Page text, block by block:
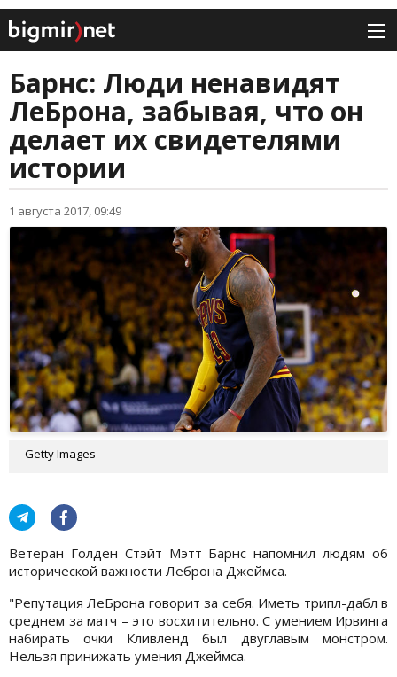
Барнс: Люди ненавидят
ЛеБрона, забывая, что он
делает их свидетелями
истории
1 августа 2017, 09:49
Getty Images
Ветеран Голден Стэйт Мэтт Барнс напомнил людям об
исторической важности Леброна Джеймса.
"Репутация ЛеБрона говорит за себя. Иметь трипл-дабл в
среднем за матч – это восхитительно. С умением Ирвинга
набирать очки Кливленд был двуглавым монстром.
Нельзя принижать умения Джеймса.